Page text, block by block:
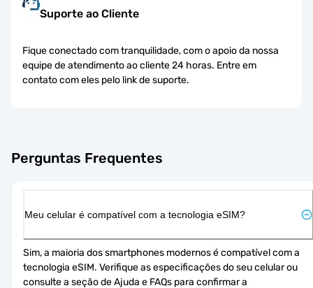
Suporte ao Cliente
Fique conectado com tranquilidade, com o apoio da nossa
equipe de atendimento ao cliente 24 horas. Entre em
contato com eles pelo link de suporte.
Perguntas Frequentes
Meu celular é compatível com a tecnologia eSIM?
Sim, a maioria dos smartphones modernos é compatível com a
tecnologia eSIM. Verifique as especificações do seu celular ou
consulte a seção de Ajuda e FAQs para confirmar a